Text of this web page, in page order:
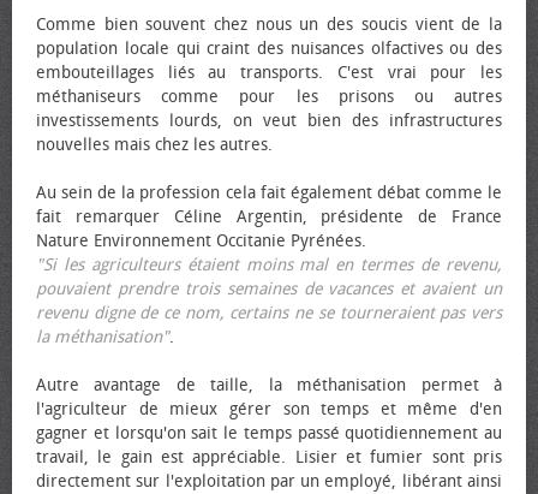
Comme bien souvent chez nous un des soucis vient de la
population locale qui craint des nuisances olfactives ou des
embouteillages liés au transports. C'est vrai pour les
méthaniseurs comme pour les prisons ou autres
investissements lourds, on veut bien des infrastructures
nouvelles mais chez les autres.
Au sein de la profession cela fait également débat comme le
fait remarquer Céline Argentin, présidente de France
Nature Environnement Occitanie Pyrénées.
"Si les agriculteurs étaient moins mal en termes de revenu,
pouvaient prendre trois semaines de vacances et avaient un
revenu digne de ce nom, certains ne se tourneraient pas vers
la méthanisation".
Autre avantage de taille, la méthanisation permet à
l'agriculteur de mieux gérer son temps et même d'en
gagner et lorsqu'on sait le temps passé quotidiennement au
travail, le gain est appréciable. Lisier et fumier sont pris
directement sur l'exploitation par un employé, libérant ainsi